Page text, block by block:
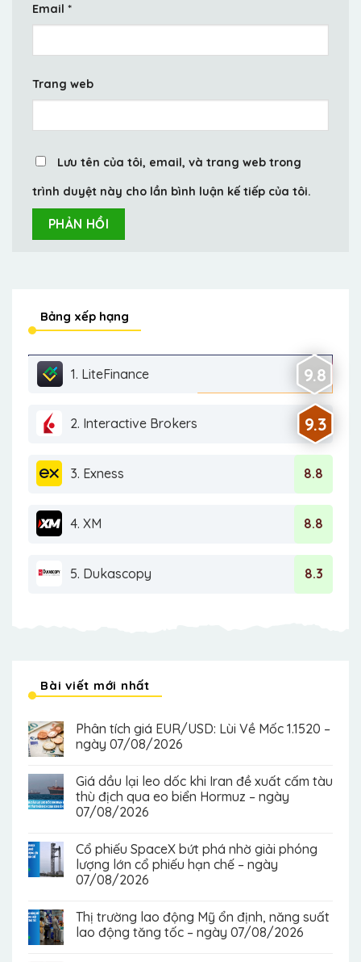
Email *
Trang web
Lưu tên của tôi, email, và trang web trong
trình duyệt này cho lần bình luận kế tiếp của tôi.
Bảng xếp hạng
1. LiteFinance 9.8
2. Interactive Brokers 9.3
3. Exness 8.8
4. XM 8.8
5. Dukascopy 8.3
Bài viết mới nhất
Phân tích giá EUR/USD: Lùi Về Mốc 1.1520 –
ngày 07/08/2026
Giá dầu lại leo dốc khi Iran đề xuất cấm tàu
thù địch qua eo biển Hormuz – ngày
07/08/2026
Cổ phiếu SpaceX bứt phá nhờ giải phóng
lượng lớn cổ phiếu hạn chế – ngày
07/08/2026
Thị trường lao động Mỹ ổn định, năng suất
lao động tăng tốc – ngày 07/08/2026